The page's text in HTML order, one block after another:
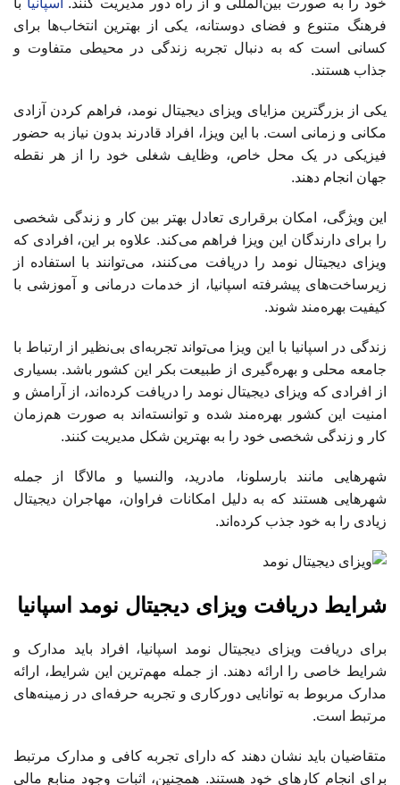
خود را به صورت بین‌المللی و از راه دور مدیریت کنند.
اسپانیا با
فرهنگ متنوع و فضای دوستانه، یکی از بهترین انتخاب‌ها برای
کسانی است که به دنبال تجربه زندگی در محیطی متفاوت و
جذاب هستند.
یکی از بزرگترین مزایای ویزای دیجیتال نومد، فراهم کردن آزادی
مکانی و زمانی است. با این ویزا، افراد قادرند بدون نیاز به حضور
فیزیکی در یک محل خاص، وظایف شغلی خود را از هر نقطه
جهان انجام دهند.
این ویژگی، امکان برقراری تعادل بهتر بین کار و زندگی شخصی
را برای دارندگان این ویزا فراهم می‌کند. علاوه بر این، افرادی که
ویزای دیجیتال نومد را دریافت می‌کنند، می‌توانند با استفاده از
زیرساخت‌های پیشرفته اسپانیا، از خدمات درمانی و آموزشی با
کیفیت بهره‌مند شوند.
زندگی در اسپانیا با این ویزا می‌تواند تجربه‌ای بی‌نظیر از ارتباط با
جامعه محلی و بهره‌گیری از طبیعت بکر این کشور باشد. بسیاری
از افرادی که ویزای دیجیتال نومد را دریافت کرده‌اند، از آرامش و
امنیت این کشور بهره‌مند شده و توانسته‌اند به صورت هم‌زمان
کار و زندگی شخصی خود را به بهترین شکل مدیریت کنند.
شهرهایی مانند بارسلونا، مادرید، والنسیا و مالاگا از جمله
شهرهایی هستند که به دلیل امکانات فراوان، مهاجران دیجیتال
زیادی را به خود جذب کرده‌اند.
شرایط دریافت ویزای دیجیتال نومد اسپانیا
برای دریافت ویزای دیجیتال نومد اسپانیا، افراد باید مدارک و
شرایط خاصی را ارائه دهند. از جمله مهم‌ترین این شرایط، ارائه
مدارک مربوط به توانایی دورکاری و تجربه حرفه‌ای در زمینه‌های
مرتبط است.
متقاضیان باید نشان دهند که دارای تجربه کافی و مدارک مرتبط
برای انجام کارهای خود هستند. همچنین، اثبات وجود منابع مالی